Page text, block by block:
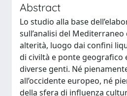
Abstract
Lo studio alla base
sull’analisi del
alterità, luogo dai confini
di civiltà e ponte geografico
diverse genti. Né
all’occidente europeo, né
della sfera di influenza